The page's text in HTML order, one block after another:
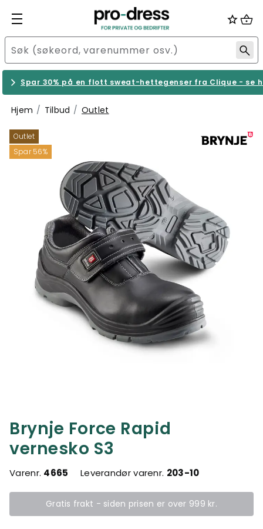
Spar 30% på en flott sweat-hettegenser fra Clique - se
Hjem Tilbud Outlet
Outlet
Spar 56%
Brynje Force Rapid
vernesko S3
Varenr. 4665 Leverandør varenr. 203-10
Gratis frakt - siden prisen er over 999 kr.